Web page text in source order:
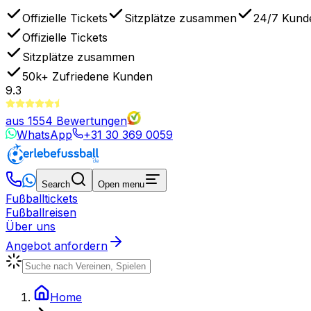
Offizielle Tickets Sitzplätze zusammen
24/7
Offizielle Tickets
Sitzplätze zusammen
50k+ Zufriedene Kunden
9.3
aus 1554 Bewertungen
WhatsApp
+31 30 369 0059
Search Open menu
Fußballtickets
Fußballreisen
Über uns
Angebot anfordern
Home